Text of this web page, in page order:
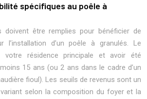
spécifiques au poêle à
doivent être remplies pour bénéficier de
l’installation d’un poêle à granulés. Le
votre résidence principale et avoir été
15 ans (ou 2 ans dans le cadre d’un
fioul). Les seuils de revenus sont un
selon la composition du foyer et la